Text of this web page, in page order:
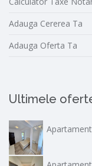
Adauga Cererea Ta
Adauga Oferta Ta
Ultimele